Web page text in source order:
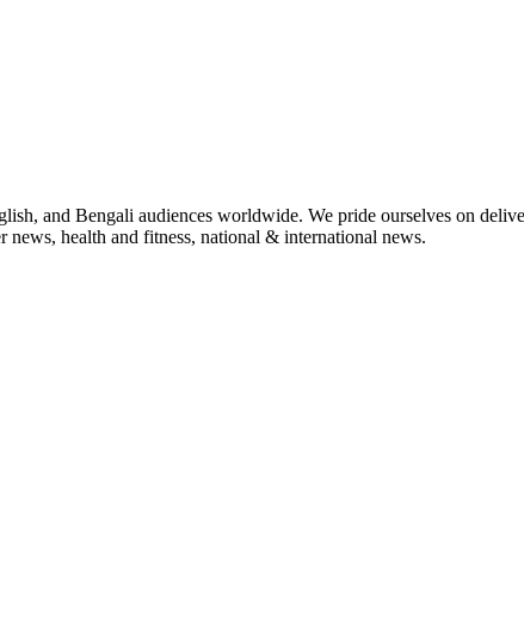
and Bengali audiences worldwide. We pride ourselves on
news, health and fitness, national & international news.